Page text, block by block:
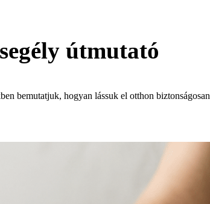
útmutató
bemutatjuk, hogyan lássuk el otthon biztonságosan